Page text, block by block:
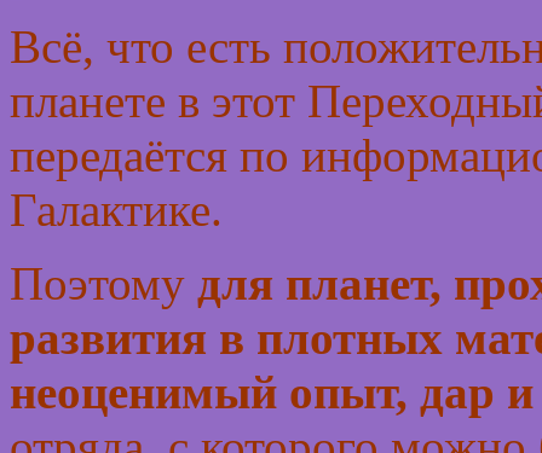
Всё, что есть
планете в этот
передаётся по
Галактике.
Поэтому для планет,
развития в плотных
неоценимый опыт, дар